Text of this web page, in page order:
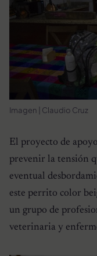
Imagen | Claudio Cruz
El proyecto de
prevenir la tensión
eventual
este perrito color
un grupo de
veterinaria y